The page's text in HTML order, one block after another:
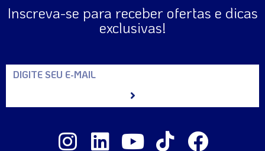
Inscreva-se para receber ofertas e dicas
exclusivas!